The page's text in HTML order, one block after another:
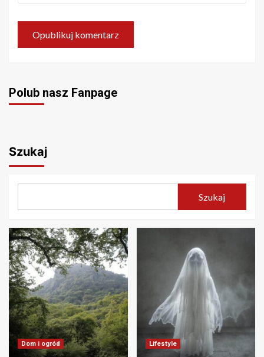
Polub nasz Fanpage
Szukaj
Szukaj
Dom i ogród Lifestyle